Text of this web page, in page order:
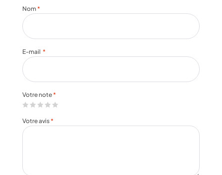
Votre note *
Votre avis *
Nom *
E-mail *